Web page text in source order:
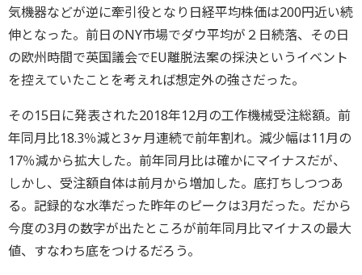
気機器などが逆に牽引役となり日経平均株価は200円近い続
伸となった。前日のNY市場でダウ平均が２日続落、その日
の欧州時間で英国議会でEU離脱法案の採決というイベント
を控えていたことを考えれば想定外の強さだった。
その15日に発表された2018年12月の工作機械受注総額。前
年同月比18.3％減と3ヶ月連続で前年割れ。減少幅は11月の
17％減から拡大した。前年同月比は確かにマイナスだが、
しかし、受注額自体は前月から増加した。底打ちしつつあ
る。記録的な水準だった昨年のピークは3月だった。だから
今度の3月の数字が出たところが前年同月比マイナスの最大
値、すなわち底をつけるだろう。